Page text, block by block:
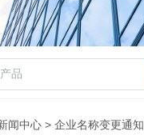
闻中心 > 企业名称变更通知《扬州